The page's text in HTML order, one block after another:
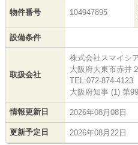
物件番号 104947895
設備条件
取扱会社
株式会社スマイシ
大阪府大東市赤井
TEL:072-874-4123
大阪府知事 (1) 第
情報更新日 2026年08月08日
更新予定日 2026年08月22日